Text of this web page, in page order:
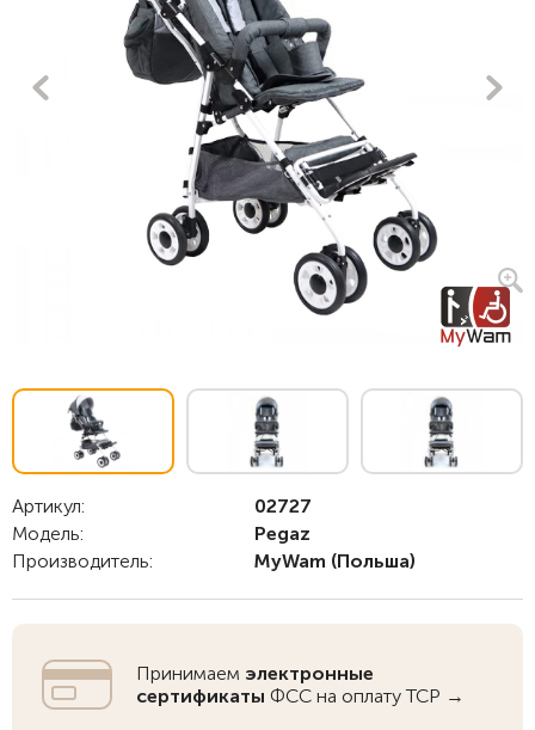
Артикул:
02727
Модель:
Pegaz
Производитель:
MyWam (Польша)
Принимаем электронные
сертификаты ФСС на оплату ТСР →